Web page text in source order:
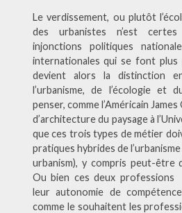
Le verdissement, ou plutôt
des urbanistes n’est
injonctions politiques
internationales qui se font plus
devient alors la distinction
l’urbanisme, de l’écologie et
penser, comme l’Américain
d’architecture du paysage à
que ces trois types de métier
pratiques hybrides de
urbanism), y compris peut-être
Ou bien ces deux professions
leur autonomie de
comme le souhaitent les